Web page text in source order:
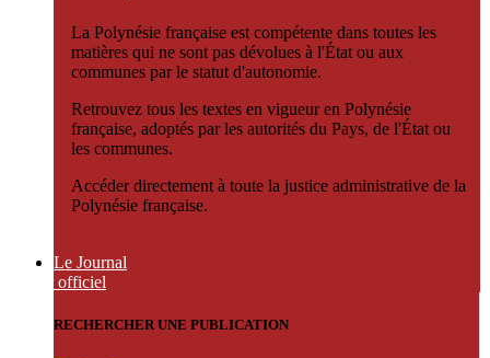
La Polynésie française est compétente dans toutes les
matières qui ne sont pas dévolues à l'État ou aux
communes par le statut d'autonomie.
Retrouvez tous les textes en vigueur en Polynésie
française, adoptés par les autorités du Pays, de l'État ou
les communes.
Accéder directement à toute la justice administrative de la
Polynésie française.
Le Journal
officiel
RECHERCHER UNE PUBLICATION